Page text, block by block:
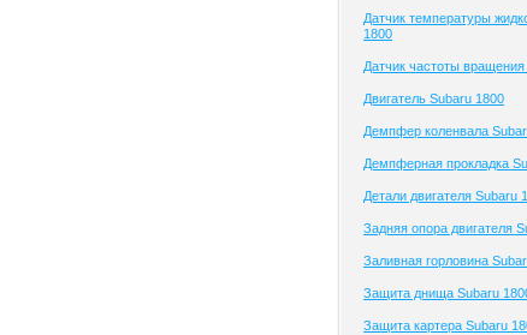
Датчик температуры
1800
Датчик частоты
Двигатель Subaru 1800
Демпфер коленвала
Демпферная прокладка
Детали двигателя Subaru
Задняя опора двигателя
Заливная горловина
Защита днища Subaru
Защита картера Subaru